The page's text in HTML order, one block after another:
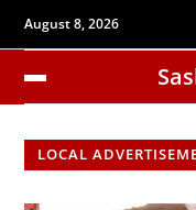
August 8, 2026
LOCAL